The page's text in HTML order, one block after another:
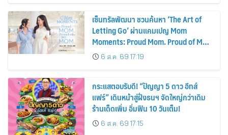
เซ็นทรัลพัฒนา ชวนค้นหา ‘The Art of
Letting Go’ ผ่านแคมเปญ Mom
Moments: Proud Mom. Proud of My
Mom.6 ส.ค. 69 17:19
กระแสตอบรับดี! “ปัญญา 5 ดาว อีทส์
แฟร์” เดินหน้าสู่ฝั่งธนฯ จัดใหญ่กว่าเดิม
ร้านเด็ดเพิ่ม อิ่มฟิน 10 วันเต็ม!
6 ส.ค. 69 17:15